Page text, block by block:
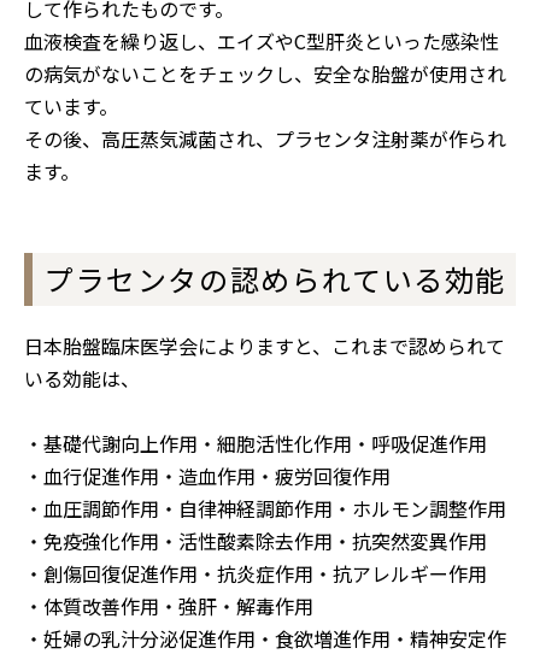
して作られたものです。
血液検査を繰り返し、エイズやC型肝炎といった感染性
の病気がないことをチェックし、安全な胎盤が使用され
ています。
その後、高圧蒸気減菌され、プラセンタ注射薬が作られ
ます。
プラセンタの認められている効能
日本胎盤臨床医学会によりますと、これまで認められて
いる効能は、
・基礎代謝向上作用・細胞活性化作用・呼吸促進作用
・血行促進作用・造血作用・疲労回復作用
・血圧調節作用・自律神経調節作用・ホルモン調整作用
・免疫強化作用・活性酸素除去作用・抗突然変異作用
・創傷回復促進作用・抗炎症作用・抗アレルギー作用
・体質改善作用・強肝・解毒作用
・妊婦の乳汁分泌促進作用・食欲増進作用・精神安定作